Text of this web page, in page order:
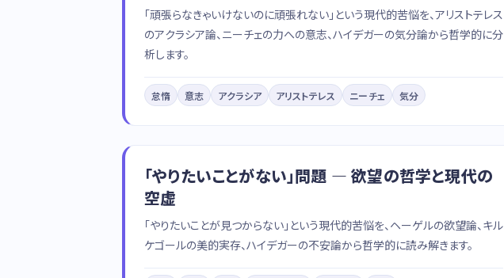
「頑張らなきゃいけないのに頑張れない」という現代的苦悩を、アリストテレス
のアクラシア論、ニーチェの力への意志、ハイデガーの気分論から哲学的に分
析します。
怠惰 意志 アクラシア アリストテレス ニーチェ 気分
「やりたいことがない」問題 — 欲望の哲学と現代の
空虚
「やりたいことが見つからない」という現代的苦悩を、ヘーゲルの欲望論、キル
ケゴールの美的実存、ハイデガーの不安論から哲学的に読み解きます。